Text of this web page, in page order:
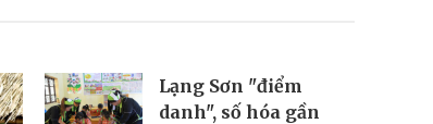
Lạng Sơn "điểm
danh", số hóa gần